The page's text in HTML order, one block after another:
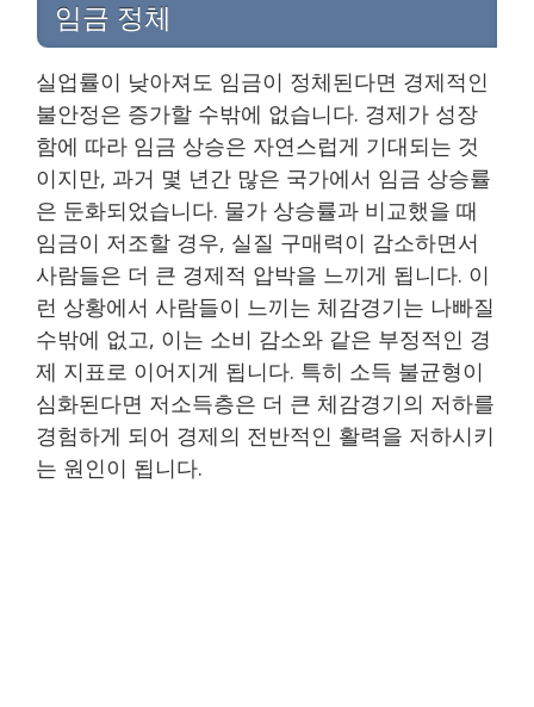
임금 정체
실업률이 낮아져도 임금이 정체된다면 경제적인
불안정은 증가할 수밖에 없습니다. 경제가 성장
함에 따라 임금 상승은 자연스럽게 기대되는 것
이지만, 과거 몇 년간 많은 국가에서 임금 상승률
은 둔화되었습니다. 물가 상승률과 비교했을 때
임금이 저조할 경우, 실질 구매력이 감소하면서
사람들은 더 큰 경제적 압박을 느끼게 됩니다. 이
런 상황에서 사람들이 느끼는 체감경기는 나빠질
수밖에 없고, 이는 소비 감소와 같은 부정적인 경
제 지표로 이어지게 됩니다. 특히 소득 불균형이
심화된다면 저소득층은 더 큰 체감경기의 저하를
경험하게 되어 경제의 전반적인 활력을 저하시키
는 원인이 됩니다.